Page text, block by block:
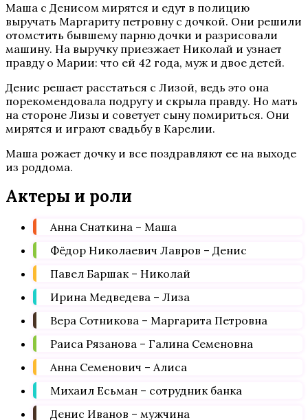
Маша с Денисом мирятся и едут в полицию
выручать Маргариту петровну с дочкой. Они решили
отомстить бывшему парню дочки и разрисовали
машину. На выручку приезжает Николай и узнает
правду о Марии: что ей 42 года, муж и двое детей.
Денис решает расстаться с Лизой, ведь это она
порекомендовала подругу и скрыла правду. Но мать
на стороне Лизы и советует сыну помириться. Они
мирятся и играют свадьбу в Карелии.
Маша рожает дочку и все поздравляют ее на выходе
из роддома.
Актеры и роли
Анна Снаткина – Маша
Фёдор Николаевич Лавров – Денис
Павел Баршак – Николай
Ирина Медведева – Лиза
Вера Сотникова – Маргарита Петровна
Раиса Рязанова – Галина Семеновна
Анна Семенович – Алиса
Михаил Есьман – сотрудник банка
Денис Иванов – мужчина